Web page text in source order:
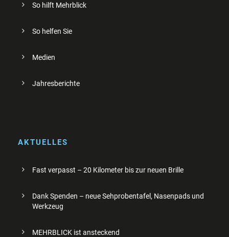
So hilft Mehrblick
So helfen Sie
Medien
Jahresberichte
AKTUELLES
Fast verpasst – 20 Kilometer bis zur neuen Brille
Dank Spenden – neue Sehprobentafel, Nasenpads und
Werkzeug
MEHRBLICK ist ansteckend